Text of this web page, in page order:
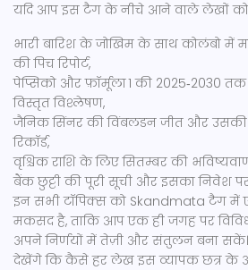
यदि आप इस टैग के नीचे आने वाले लेखों
भारी बारिश के जोखिम के साथ कोलंबो में
की पिच रिपोर्ट,
पेप्सिको और फ़ॉर्मूला 1 की 2025‑2030
विस्तृत विश्लेषण,
जैनिक सिंनर की विंबलडन जीत और उसकी
रिकॉर्ड,
वृश्चिक राशि के लिए सितम्बर की
बैंक छुट्टी की पूरी सूची और इसका निवेश
इन सभी टॉपिक्स को Skandmata टैग में
मकसद है, ताकि आप एक ही जगह पर
अपने निर्णयों में तेज़ी और संतुलन बना
देखेंगे कि कैसे हर लेख इस व्यापक छत्र के